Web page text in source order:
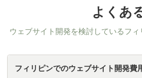
よくあ
ウェブサイト開発を検討しているフ
フィリピンでのウェブサイト開発費